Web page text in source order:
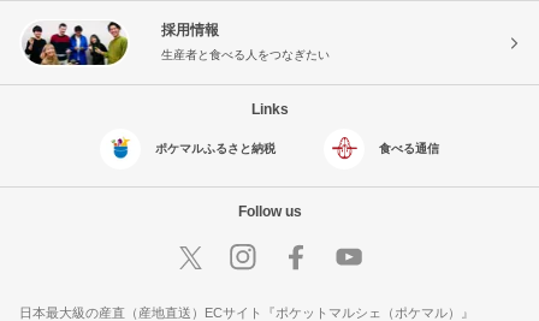
採用情報
生産者と食べる人をつなぎたい
Links
ポケマルふるさと納税 食べる通信
Follow us
日本最大級の産直（産地直送）ECサイト『ポケットマルシェ（ポケマル）』